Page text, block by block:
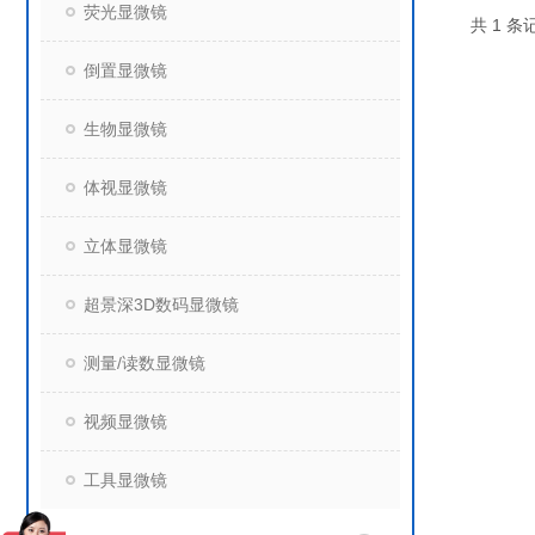
荧光显微镜
倒置显微镜
生物显微镜
体视显微镜
立体显微镜
超景深3D数码显微镜
测量/读数显微镜
视频显微镜
工具显微镜
共 1 条